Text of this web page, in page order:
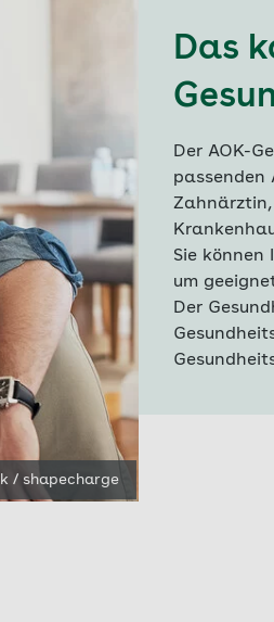
/ shapecharge
Das
Der AOK-
passenden
Zahnärztin,
Sie
um
Der